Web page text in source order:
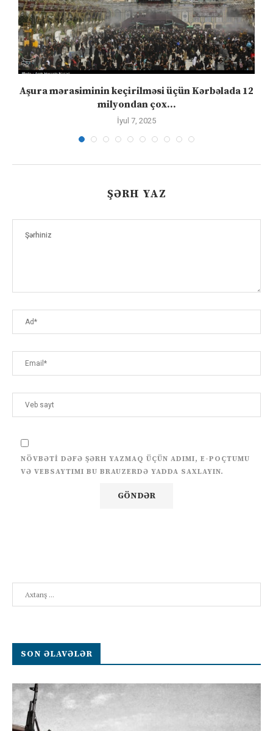
Aşura mərasiminin keçirilməsi üçün Kərbəlada 12
milyondan çox...
İyul 7, 2025
ŞƏRH YAZ
NÖVBƏTI DƏFƏ ŞƏRH YAZMAQ ÜÇÜN ADIMI, E-POÇTUMU
VƏ VEBSAYTIMI BU BRAUZERDƏ YADDA SAXLAYIN.
SON ƏLAVƏLƏR